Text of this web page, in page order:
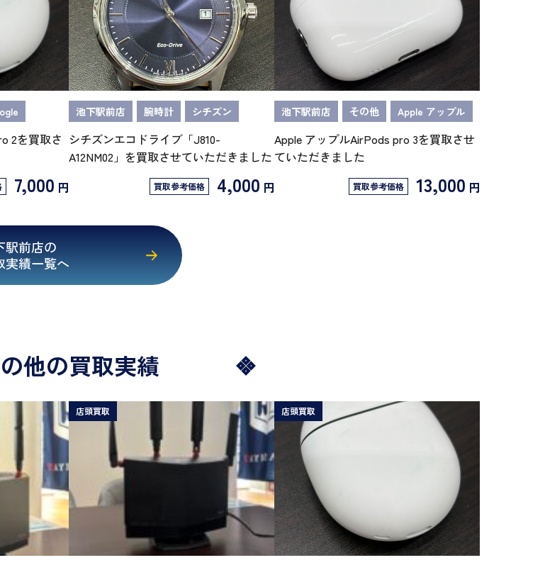
2を買取さ
7,000 円
池下駅前店 腕時計 シチズン
シチズンエコドライブ「J810-
A12NM02」を買取させていただきました
買取参考価格 4,000 円
池下駅前店 その他 Apple アップル
Apple アップルAirPods pro 3を買取させ
ていただきました
買取参考価格 13,000 円
駅前店の
実績一覧へ
他の買取実績
店頭買取 店頭買取